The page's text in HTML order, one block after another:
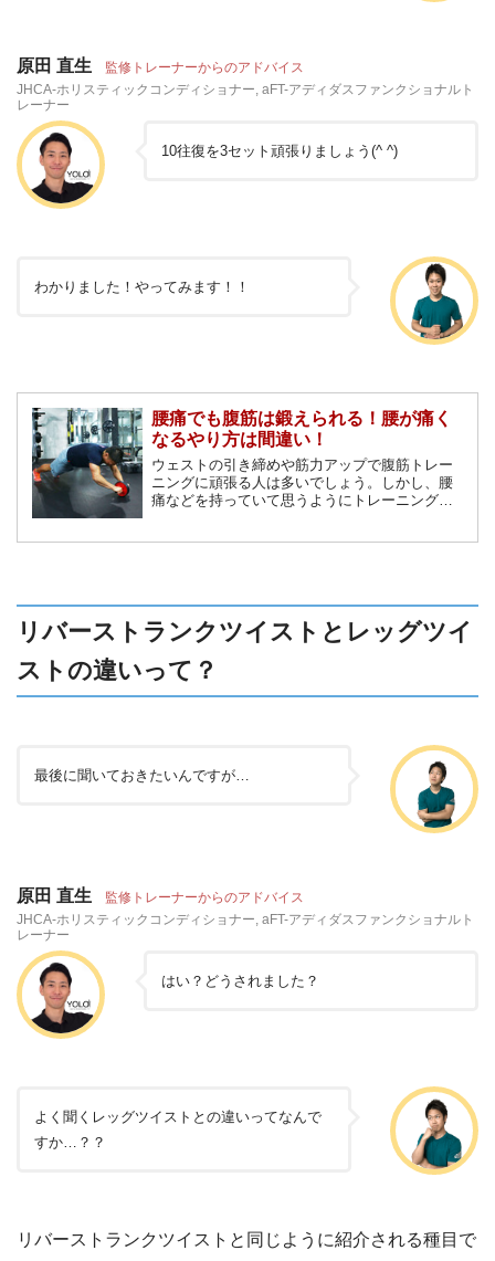
原田 直生 監修トレーナーからのアドバイス
JHCA-ホリスティックコンディショナー, aFT-アディダスファンクショナルト
レーナー
10往復を3セット頑張りましょう(^ ^)
わかりました！やってみます！！
腰痛でも腹筋は鍛えられる！腰が痛く
なるやり方は間違い！
ウェストの引き締めや筋力アップで腹筋トレー
ニングに頑張る人は多いでしょう。しかし、腰
痛などを持っていて思うようにトレーニングが
リバーストランクツイストとレッグツイ
ストの違いって？
最後に聞いておきたいんですが…
原田 直生 監修トレーナーからのアドバイス
JHCA-ホリスティックコンディショナー, aFT-アディダスファンクショナルト
レーナー
はい？どうされました？
よく聞くレッグツイストとの違いってなんで
すか…？？
リバーストランクツイストと同じように紹介される種目で